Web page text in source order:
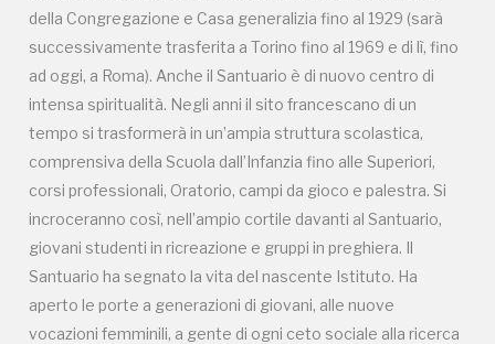
della Congregazione e Casa generalizia fino al 1929 (sarà
successivamente trasferita a Torino fino al 1969 e di lì, fino
ad oggi, a Roma). Anche il Santuario è di nuovo centro di
intensa spiritualità. Negli anni il sito francescano di un
tempo si trasformerà in un’ampia struttura scolastica,
comprensiva della Scuola dall’Infanzia fino alle Superiori,
corsi professionali, Oratorio, campi da gioco e palestra. Si
incroceranno così, nell’ampio cortile davanti al Santuario,
giovani studenti in ricreazione e gruppi in preghiera. Il
Santuario ha segnato la vita del nascente Istituto. Ha
aperto le porte a generazioni di giovani, alle nuove
vocazioni femminili, a gente di ogni ceto sociale alla ricerca
Registrati alla newsletter
Accedi alle informazioni per te più interessanti,
a quelle inerenti i luoghi più vicini e gli eventi
organizzati
REGISTRATI